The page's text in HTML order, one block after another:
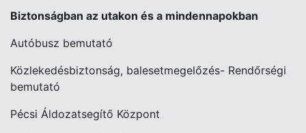
Biztonságban az utakon és a mindennapokban
Autóbusz bemutató
Közlekedésbiztonság, balesetmegelőzés- Rendőrségi
bemutató
Pécsi Áldozatsegítő Központ